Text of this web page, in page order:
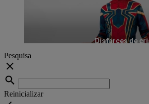
Disfarces de
Pesquisa
Reinicializar